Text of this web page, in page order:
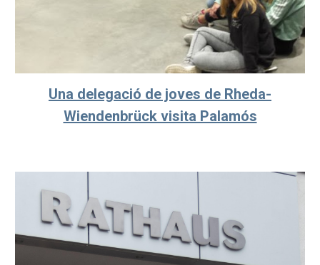
Una delegació de joves de Rheda-
Wiendenbrück visita Palamós